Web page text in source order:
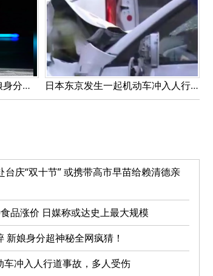
羽生结弦闪婚粉丝心碎 新娘身分超神秘全网疯猜！ 日本东京发生一起机动车冲入人行道事故，多人受伤
台庆“双十节” 或携带高市早苗给赖清德亲
品涨价 日媒称或达史上最大规模
新娘身分超神秘全网疯猜！
车冲入人行道事故，多人受伤